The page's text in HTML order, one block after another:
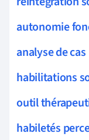
autonomie
analyse de cas
habilitations
outil
habiletés